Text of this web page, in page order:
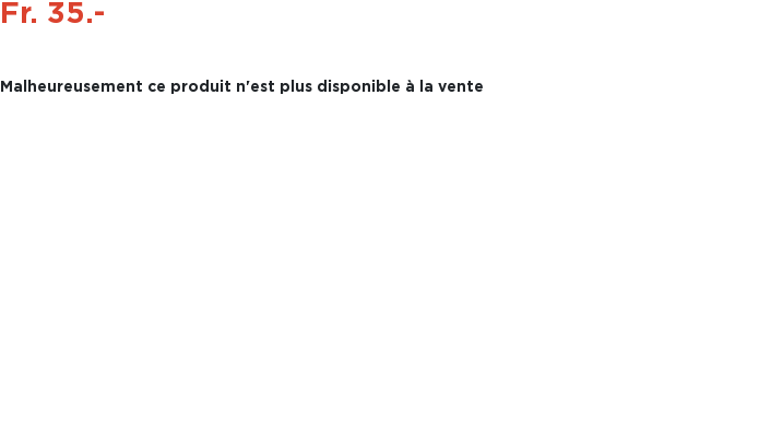
Fr. 35.-
Malheureusement ce produit n'est plus disponible à la vente